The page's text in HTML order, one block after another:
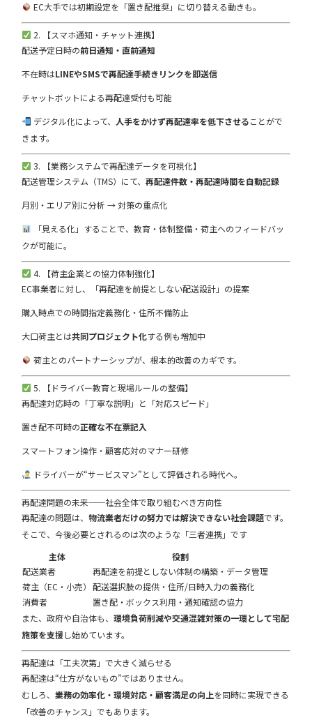
EC大手では初期設定を「置き配推奨」に切り替える動きも。
2. 【スマホ通知・チャット連携】
配送予定日時の前日通知・直前通知
不在時はLINEやSMSで再配達手続きリンクを即送信
チャットボットによる再配達受付も可能
デジタル化によって、
人手をかけず再配達率を低下させることがで
きます。
3. 【業務システムで再配達データを可視化】
配送管理システム（TMS）にて、再配達件数・再配達時間を自動記録
月別・エリア別に分析 → 対策の重点化
「見える化」することで、教育・体制整備・荷主へのフィードバッ
クが可能に。
4. 【荷主企業との協力体制強化】
EC事業者に対し、「再配達を前提としない配送設計」の提案
購入時点での時間指定義務化・住所不備防止
大口荷主とは共同プロジェクト化する例も増加中
荷主とのパートナーシップが、根本的改善のカギです。
5. 【ドライバー教育と現場ルールの整備】
再配達対応時の「丁寧な説明」と「対応スピード」
置き配不可時の正確な不在票記入
スマートフォン操作・顧客応対のマナー研修
ドライバーが“サービスマン”として評価される時代へ。
再配達問題の未来──社会全体で取り組むべき方向性
再配達の問題は、物流業者だけの努力では解決できない社会課題です。
そこで、今後必要とされるのは次のような「三者連携」です
主体
役割
配送業者
再配達を前提としない体制の構築・データ管理
荷主（EC・小売）
配送選択肢の提供・住所/日時入力の義務化
消費者
置き配・ボックス利用・通知確認の協力
また、政府や自治体も、環境負荷削減や交通混雑対策の一環として宅配
施策を支援し始めています。
再配達は「工夫次第」で大きく減らせる
再配達は“仕方がないもの”ではありません。
むしろ、業務の効率化・環境対応・顧客満足の向上を同時に実現できる
「改善のチャンス」でもあります。